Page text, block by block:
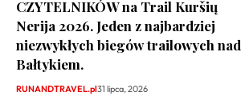
CZYTELNIKÓW na Trail Kuršių
Nerija 2026. Jeden z najbardziej
niezwykłych biegów trailowych nad
Bałtykiem.
RUNANDTRAVEL.pl31 lipca, 2026